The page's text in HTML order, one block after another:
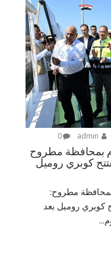
0
بمحافظة مطروح
كوبري روميل
بمحافظة مطروح:
كوبري روميل بعد